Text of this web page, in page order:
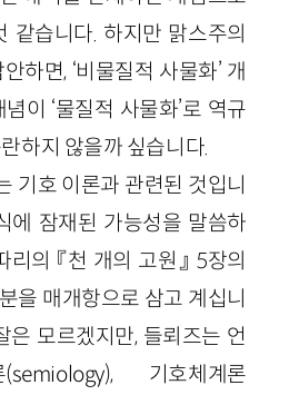
같습니다. 하지만 맑스주의
하면, ‘비물질적 사물화’ 개
이 ‘물질적 사물화’로 역규
하지 않을까 싶습니다.
기호 이론과 관련된 것입니
에 잠재된 가능성을 말씀하
의 『천 개의 고원』 5장의
을 매개항으로 삼고 계십니
은 모르겠지만, 들뢰즈는 언
기호체계론